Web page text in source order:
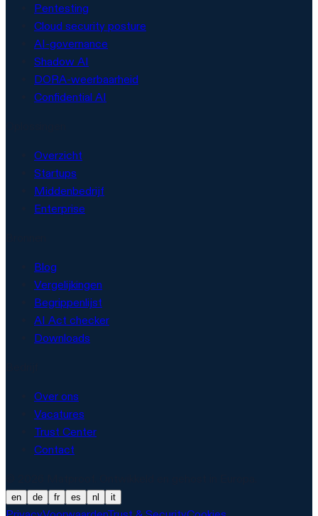
Pentesting
Cloud security posture
AI-governance
Shadow AI
DORA-weerbaarheid
Confidential AI
Overzicht
Startups
Middenbedrijf
Enterprise
Blog
Vergelijkingen
Begrippenlijst
AI Act checker
Downloads
Over ons
Vacatures
Trust Center
Contact
en de fr es nl it